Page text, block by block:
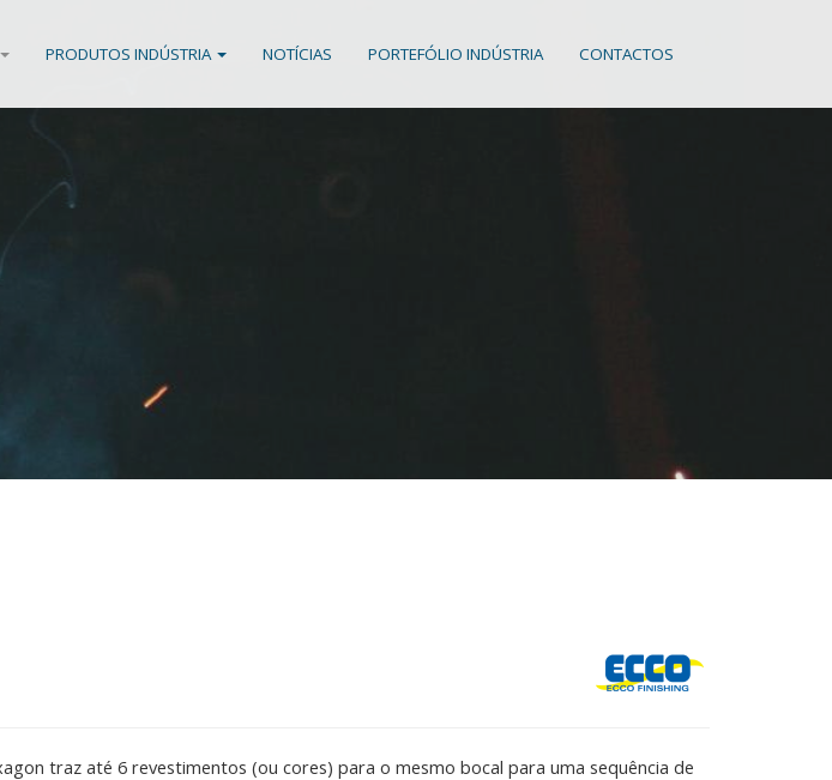
PRODUTOS INDÚSTRIA NOTÍCIAS PORTEFÓLIO INDÚSTRIA CONTACTOS
traz até 6 revestimentos (ou cores) para o mesmo bocal para uma sequência de